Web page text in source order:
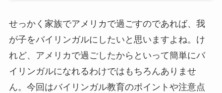
せっかく家族でアメリカで過ごすのであれば、我
が子をバイリンガルにしたいと思いますよね。け
れど、アメリカで過ごしたからといって簡単にバ
イリンガルになれるわけではもちろんありませ
ん。今回はバイリンガル教育のポイントや注意点